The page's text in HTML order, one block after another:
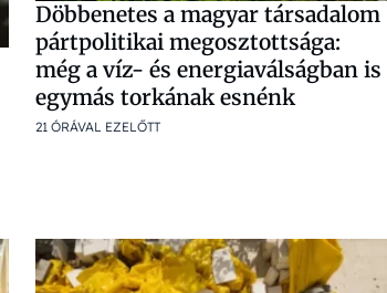
Döbbenetes a magyar társadalom
pártpolitikai megosztottsága:
még a víz- és energiaválságban is
egymás torkának esnénk
21 ÓRÁVAL EZELŐTT